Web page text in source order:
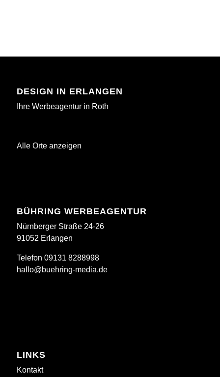
DESIGN IN ERLANGEN
Ihre Werbeagentur in Roth
Alle Orte anzeigen
BÜHRING WERBEAGENTUR
Nürnberger Straße 24-26
91052 Erlangen
Telefon 09131 8288998
hallo@buehring-media.de
LINKS
Kontakt